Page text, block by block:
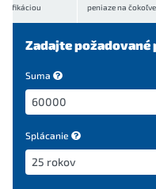
peniaze na
Zadajte
Suma
Splácanie